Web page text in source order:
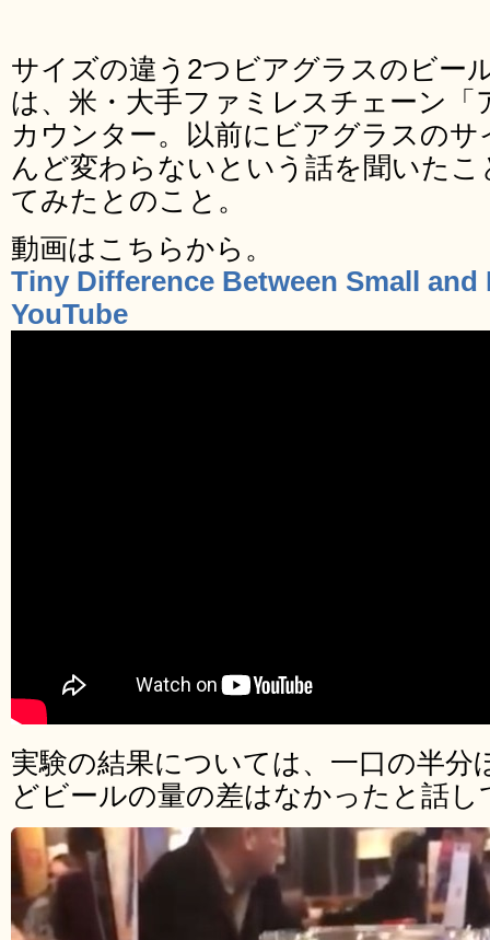
サイズの違う2つビアグラスのビー
は、米・大手ファミレスチェーン
カウンター。以前にビアグラスの
んど変わらないという話を聞いた
てみたとのこと。
動画はこちらから。
Tiny Difference Between Small and
YouTube
実験の結果については、一口の半分
どビールの量の差はなかったと話し